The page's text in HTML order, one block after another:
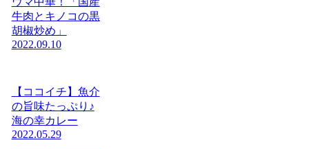
牛肉とキノコの黒
胡椒炒め」
2022.09.10
【ココイチ】魚介
の旨味たっぷり♪
海の幸カレー
2022.05.29